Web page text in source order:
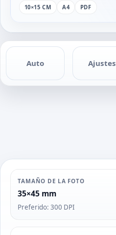
10×15 CM A4 PDF
Auto Ajustes
TAMAÑO DE LA FOTO
35×45 mm
Preferido: 300 DPI